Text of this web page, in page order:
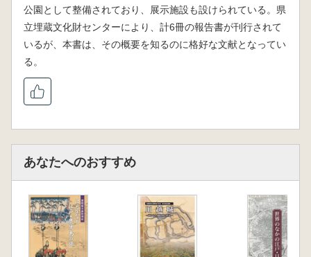
公園として整備されており、展示施設も設けられている。県
立埋蔵文化財センターにより、計6冊の報告書が刊行されて
いるが、本書は、その概要を知るのに格好な文献となってい
る。
あなたへのおすすめ